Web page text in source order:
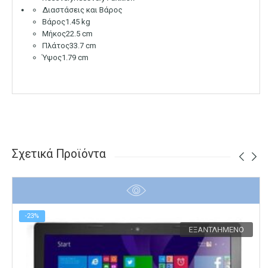
Διαστάσεις και Βάρος
Βάρος1.45 kg
Μήκος22.5 cm
Πλάτος33.7 cm
Ύψος1.79 cm
Σχετικά Προϊόντα
ΕΞΑΝΤΛΗΜΈΝΟ
-23%